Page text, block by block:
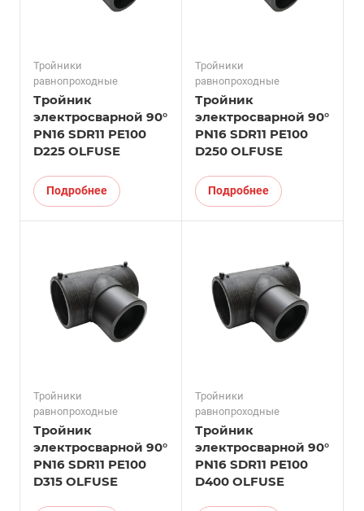
Тройники
равнопроходные
Тройник
электросварной 90°
PN16 SDR11 PE100
D225 OLFUSE
Подробнее
Тройники
равнопроходные
Тройник
электросварной 90°
PN16 SDR11 PE100
D250 OLFUSE
Подробнее
Тройники
равнопроходные
Тройник
электросварной 90°
PN16 SDR11 PE100
D315 OLFUSE
Тройники
равнопроходные
Тройник
электросварной 90°
PN16 SDR11 PE100
D400 OLFUSE